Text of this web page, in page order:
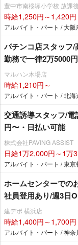
豊中市南桜塚小学校 放課
時給1,250円～1,420円
アルバイト・パート / 大阪
パチンコ店スタッフ
勤務で一律2万5000
マルハン木場店
時給1,210円～
アルバイト・パート / 北海
交通誘導スタッフ/
円〜・日払い可能
株式会社PAVING ASSIST
日給1万2,000円～1万
アルバイト・パート / 東京
ホームセンターでの
社員登用あり/週3日
建デポ 横浜店
時給1,400円～1,700円
アルバイト・パート / 神奈